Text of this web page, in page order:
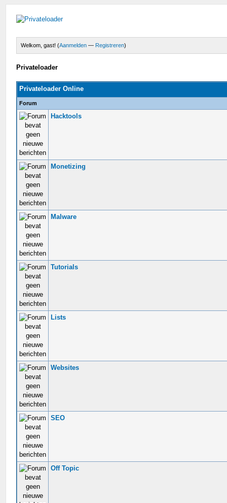
Welkom, gast! (Aanmelden — Registreren)
Privateloader
Privateloader Online
Forum
Hacktools
Monetizing
Malware
Tutorials
Lists
Websites
SEO
Off Topic